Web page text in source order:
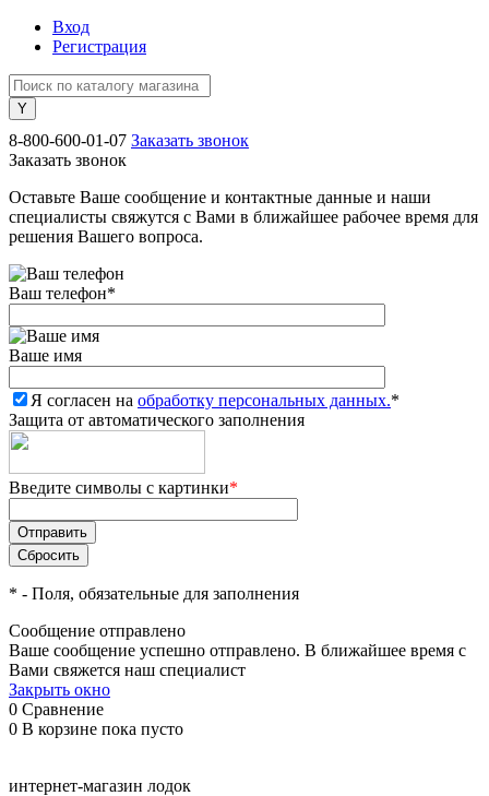
Вход
Регистрация
8-800-600-01-07 Заказать звонок
Заказать звонок
Оставьте Ваше сообщение и контактные данные и наши
специалисты свяжутся с Вами в ближайшее рабочее время для
решения Вашего вопроса.
Ваш телефон*
Ваше имя
Я согласен на обработку персональных данных.*
Защита от автоматического заполнения
Введите символы с картинки*
* - Поля, обязательные для заполнения
Сообщение отправлено
Ваше сообщение успешно отправлено. В ближайшее время с
Вами свяжется наш специалист
Закрыть окно
0 Сравнение
0 В корзине пока пусто
интернет-магазин лодок